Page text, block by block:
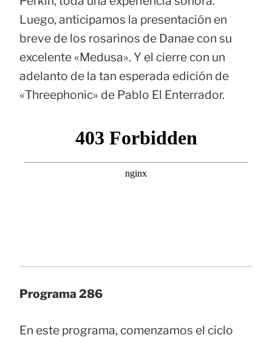
Luego, anticipamos la presentación en
breve de los rosarinos de Danae con su
excelente «Medusa». Y el cierre con un
adelanto de la tan esperada edición de
«Threephonic» de Pablo El Enterrador.
Programa 286
En este programa, comenzamos el ciclo